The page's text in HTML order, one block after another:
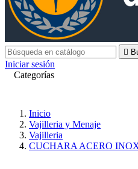

Iniciar sesión
Categorías
Inicio
Vajilleria y Menaje
Vajilleria
CUCHARA ACERO